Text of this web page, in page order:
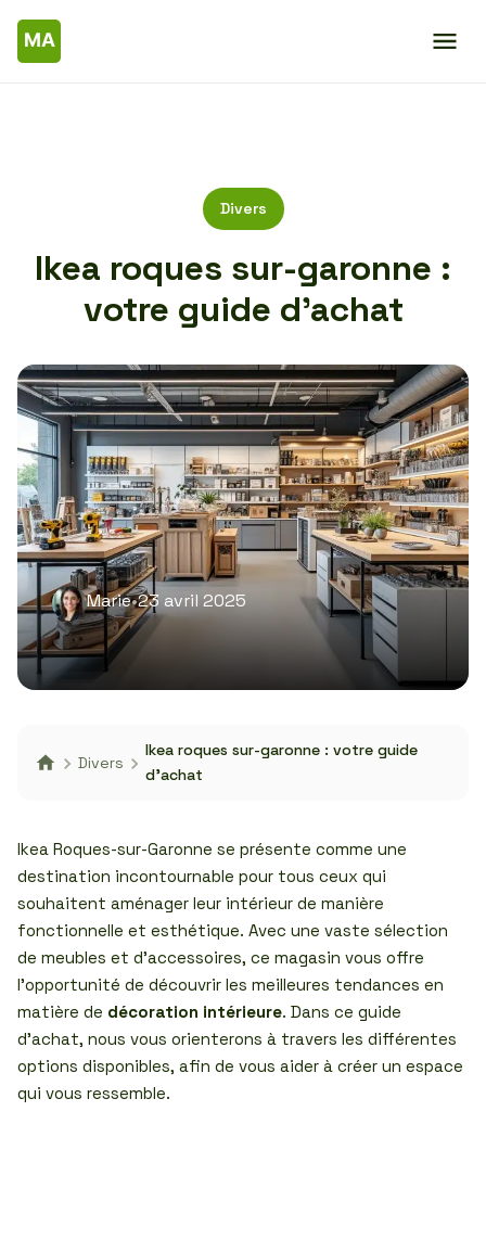
Divers
Ikea roques sur-garonne :
votre guide d’achat
Marie•23 avril 2025
Divers
Ikea roques sur-garonne : votre guide
d’achat
Ikea Roques-sur-Garonne se présente comme une
destination incontournable pour tous ceux qui
souhaitent aménager leur intérieur de manière
fonctionnelle et esthétique. Avec une vaste sélection
de meubles et d’accessoires, ce magasin vous offre
l’opportunité de découvrir les meilleures tendances en
matière de décoration intérieure. Dans ce guide
d’achat, nous vous orienterons à travers les différentes
options disponibles, afin de vous aider à créer un espace
qui vous ressemble.